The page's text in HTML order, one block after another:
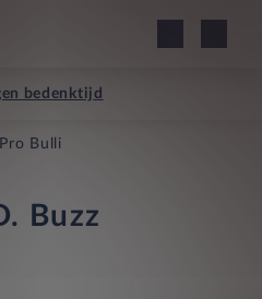
bedenktijd
Pro Bulli
Buzz